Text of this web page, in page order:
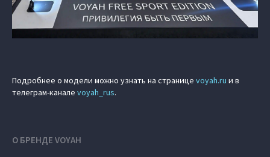
Подробнее о модели можно узнать на странице voyah.ru и в
телеграм-канале voyah_rus.
О БРЕНДЕ VOYAH